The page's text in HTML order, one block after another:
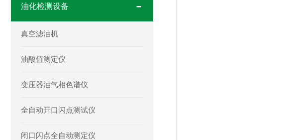
油化检测设备
真空滤油机
油酸值测定仪
变压器油气相色谱仪
全自动开口闪点测试仪
闭口闪点全自动测定仪